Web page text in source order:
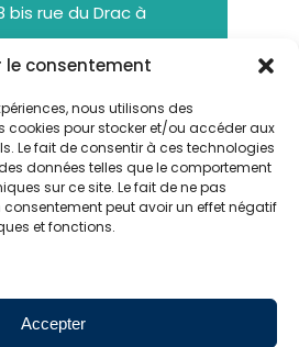
le consentement
nous utilisons des
cookies pour stocker et/ou accéder aux
Le fait de consentir à ces technologies
données telles que le comportement
sur ce site. Le fait de ne pas
consentement peut avoir un effet négatif
et fonctions.
Accepter
bis rue du Drac à